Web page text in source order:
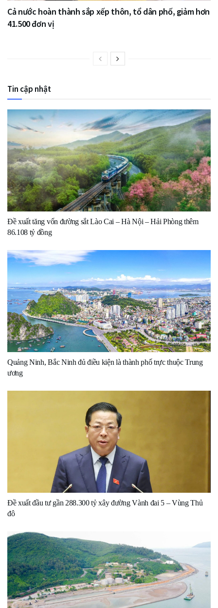
Cả nước hoàn thành sắp xếp thôn, tổ dân phố, giảm hơn
41.500 đơn vị
Tin cập nhật
Đề xuất tăng vốn đường sắt Lào Cai – Hà Nội – Hải Phòng thêm
86.108 tỷ đồng
Quảng Ninh, Bắc Ninh đủ điều kiện là thành phố trực thuộc Trung
ương
Đề xuất đầu tư gần 288.300 tỷ xây đường Vành đai 5 – Vùng Thủ
đô